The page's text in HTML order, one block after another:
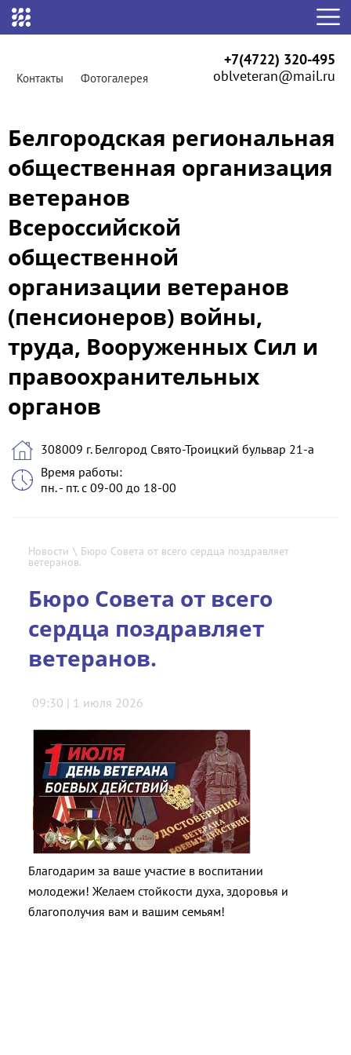
Контакты Фотогалерея
+7(4722) 320-495
oblveteran@mail.ru
Белгородская региональная
общественная организация
ветеранов
Всероссийской
общественной
организации ветеранов
(пенсионеров) войны,
труда, Вооруженных Сил и
правоохранительных
органов
308009 г. Белгород Свято-Троицкий бульвар 21-а
Время работы:
пн. - пт. с 09-00 до 18-00
Новости \ Бюро Совета от всего сердца поздравляет
ветеранов.
Бюро Совета от всего
сердца поздравляет
ветеранов.
09:30 | 1 июля 2026
Благодарим за ваше участие в воспитании
молодежи! Желаем стойкости духа, здоровья и
благополучия вам и вашим семьям!